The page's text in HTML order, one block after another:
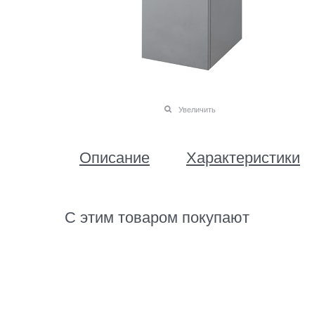
Увеличить
Описание Характеристики
С этим товаром покупают